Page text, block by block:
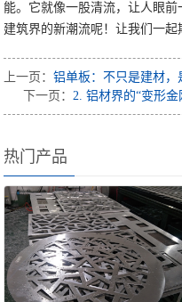
能。它就像一股清流，让人眼
建筑界的新潮流呢！让我们一起
上一页：铝单板：不只是建材
下一页： 2. 铝材界的“变形
热门产品